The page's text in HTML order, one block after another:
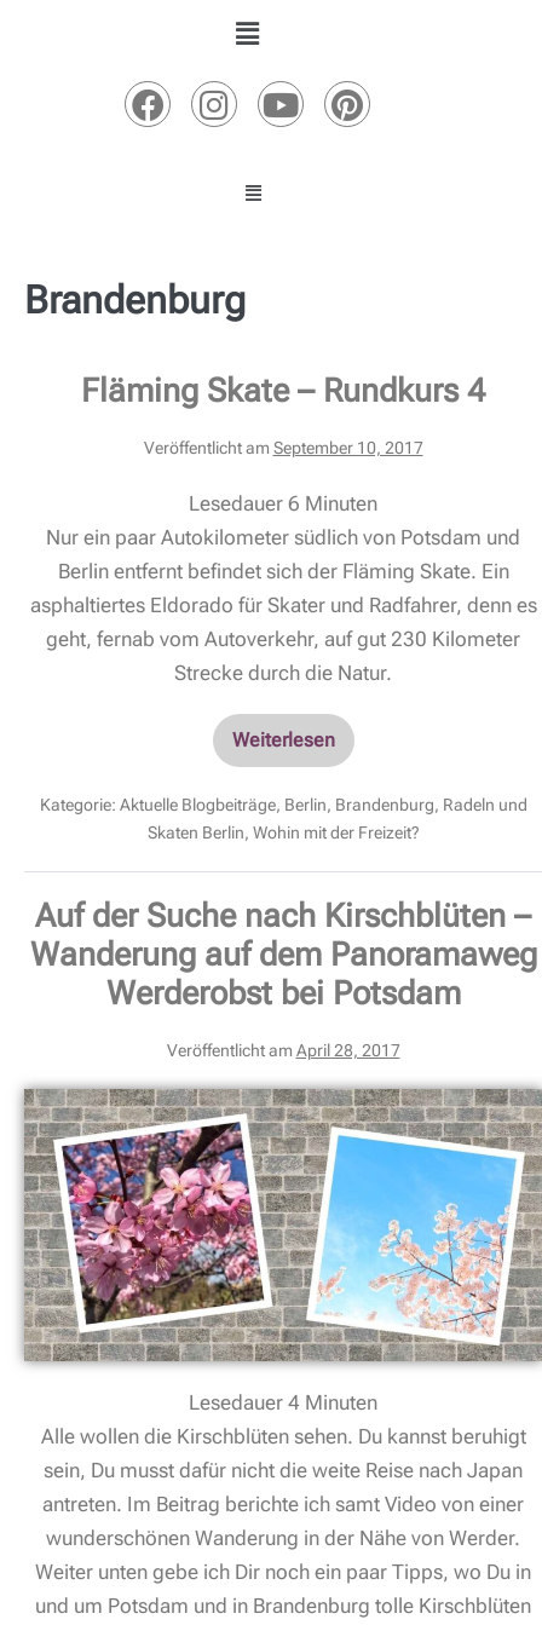
Brandenburg
Fläming Skate – Rundkurs 4
Veröffentlicht am September 10, 2017
Lesedauer 6 Minuten
Nur ein paar Autokilometer südlich von Potsdam und
Berlin entfernt befindet sich der Fläming Skate. Ein
asphaltiertes Eldorado für Skater und Radfahrer, denn es
geht, fernab vom Autoverkehr, auf gut 230 Kilometer
Strecke durch die Natur.
Weiterlesen
Kategorie: Aktuelle Blogbeiträge, Berlin, Brandenburg, Radeln und
Skaten Berlin, Wohin mit der Freizeit?
Auf der Suche nach Kirschblüten –
Wanderung auf dem Panoramaweg
Werderobst bei Potsdam
Veröffentlicht am April 28, 2017
Lesedauer 4 Minuten
Alle wollen die Kirschblüten sehen. Du kannst beruhigt
sein, Du musst dafür nicht die weite Reise nach Japan
antreten. Im Beitrag berichte ich samt Video von einer
wunderschönen Wanderung in der Nähe von Werder.
Weiter unten gebe ich Dir noch ein paar Tipps, wo Du in
und um Potsdam und in Brandenburg tolle Kirschblüten